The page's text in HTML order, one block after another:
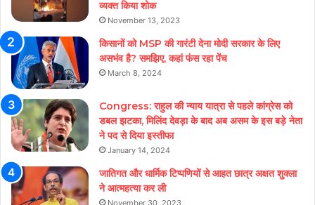
व्यक्त किया शोक
November 13, 2023
किसानों को MSP की गारंटी देना मोदी सरकार के लिए
असभंव है? समझिए, कहां फंस रहा पेंच
March 8, 2024
Congress: राहुल की न्याय यात्रा से पहले कांग्रेस को
डबल झटका, मिलिंद देवड़ा के बाद अब असम के इस बड़े नेता
ने पद से दिया इस्तीफा
January 14, 2024
जातिगत और धार्मिक टिप्पणियों से आहत छात्र अक्षत शुक्ला
ने आत्महत्या कर ली